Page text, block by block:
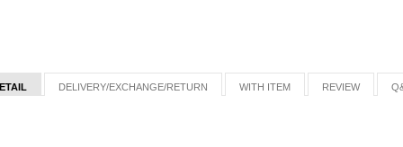
DELIVERY/EXCHANGE/RETURN WITH ITEM REVIEW